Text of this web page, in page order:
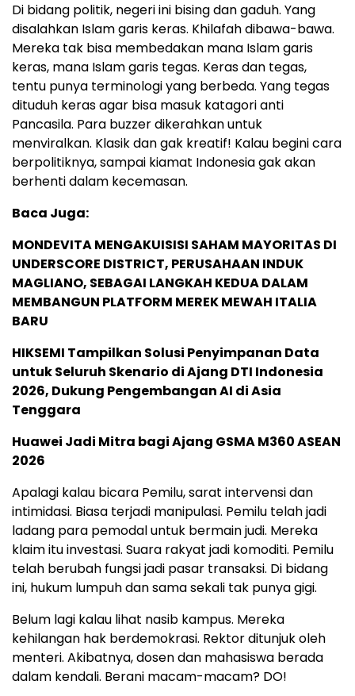
Di bidang politik, negeri ini bising dan gaduh. Yang
disalahkan Islam garis keras. Khilafah dibawa-bawa.
Mereka tak bisa membedakan mana Islam garis
keras, mana Islam garis tegas. Keras dan tegas,
tentu punya terminologi yang berbeda. Yang tegas
dituduh keras agar bisa masuk katagori anti
Pancasila. Para buzzer dikerahkan untuk
menviralkan. Klasik dan gak kreatif! Kalau begini cara
berpolitiknya, sampai kiamat Indonesia gak akan
berhenti dalam kecemasan.
Baca Juga:
MONDEVITA MENGAKUISISI SAHAM MAYORITAS DI
UNDERSCORE DISTRICT, PERUSAHAAN INDUK
MAGLIANO, SEBAGAI LANGKAH KEDUA DALAM
MEMBANGUN PLATFORM MEREK MEWAH ITALIA
BARU
HIKSEMI Tampilkan Solusi Penyimpanan Data
untuk Seluruh Skenario di Ajang DTI Indonesia
2026, Dukung Pengembangan AI di Asia
Tenggara
Huawei Jadi Mitra bagi Ajang GSMA M360 ASEAN
2026
Apalagi kalau bicara Pemilu, sarat intervensi dan
intimidasi. Biasa terjadi manipulasi. Pemilu telah jadi
ladang para pemodal untuk bermain judi. Mereka
klaim itu investasi. Suara rakyat jadi komoditi. Pemilu
telah berubah fungsi jadi pasar transaksi. Di bidang
ini, hukum lumpuh dan sama sekali tak punya gigi.
Belum lagi kalau lihat nasib kampus. Mereka
kehilangan hak berdemokrasi. Rektor ditunjuk oleh
menteri. Akibatnya, dosen dan mahasiswa berada
dalam kendali. Berani macam-macam? DO!